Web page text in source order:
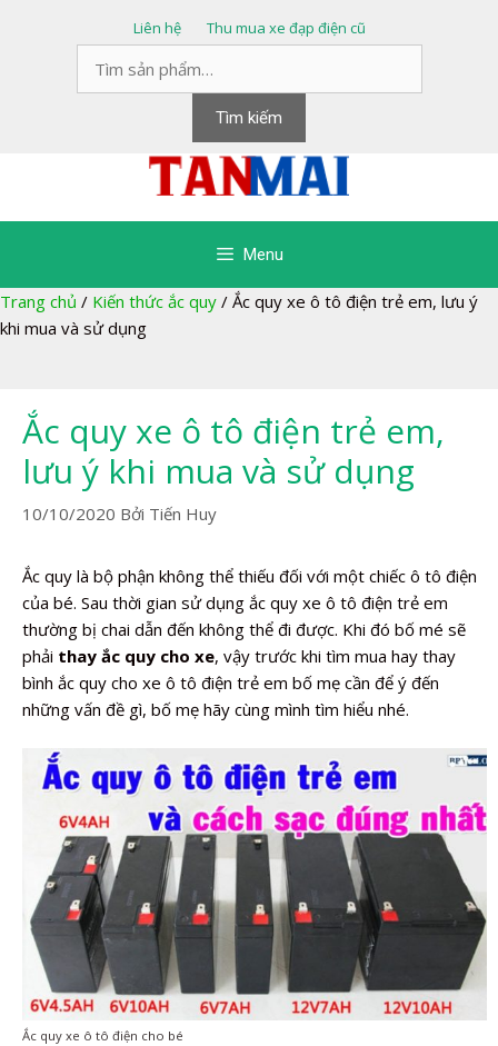
Liên hệ
Thu mua xe đạp điện cũ
kiếm:
Tìm kiếm
Menu
Trang chủ / Kiến thức ắc quy / Ắc quy xe ô tô điện trẻ em, lưu ý
khi mua và sử dụng
Ắc quy xe ô tô điện trẻ em,
lưu ý khi mua và sử dụng
10/10/2020 Bởi Tiến Huy
Ắc quy là bộ phận không thể thiếu đối với một chiếc ô tô điện
của bé. Sau thời gian sử dụng ắc quy xe ô tô điện trẻ em
thường bị chai dẫn đến không thể đi được. Khi đó bố mé sẽ
phải thay ắc quy cho xe, vậy trước khi tìm mua hay thay
bình ắc quy cho xe ô tô điện trẻ em bố mẹ cần để ý đến
những vấn đề gì, bố mẹ hãy cùng mình tìm hiểu nhé.
Ắc quy xe ô tô điện cho bé